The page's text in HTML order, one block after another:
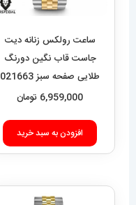
ساعت رولکس زنانه دیت
جاست قاب نگین دورنگ
طلایی صفحه سبز 021663
ROLEX DATEJUST
6,959,000 تومان
افزودن به سبد خرید